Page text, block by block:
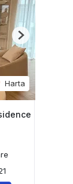
Harta
Next